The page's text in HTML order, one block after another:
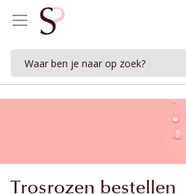
Trosrozen bestellen